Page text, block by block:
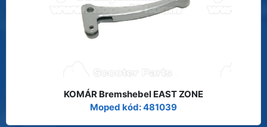
KOMÁR Bremshebel EAST ZONE
Moped kód: 481039